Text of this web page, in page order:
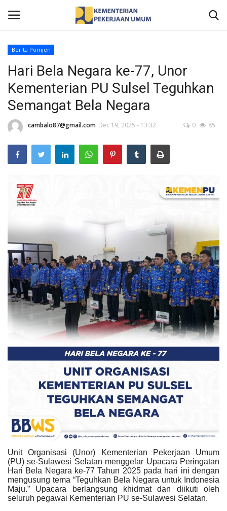
Home
Profil
Berita
Publikasi
Informasi Publik
Berita Pomjen
Hari Bela Negara ke-77, Unor
Kementerian PU Sulsel Teguhkan
Semangat Bela Negara
cambalo87@gmail.com Dec 19, 2025 - 13:32 0 85
Unit Organisasi (Unor) Kementerian Pekerjaan Umum
(PU) se-Sulawesi Selatan menggelar Upacara Peringatan
Hari Bela Negara ke-77 Tahun 2025 pada hari ini dengan
mengusung tema “Teguhkan Bela Negara untuk Indonesia
Maju.” Upacara berlangsung khidmat dan diikuti oleh
seluruh pegawai Kementerian PU se-Sulawesi Selatan.